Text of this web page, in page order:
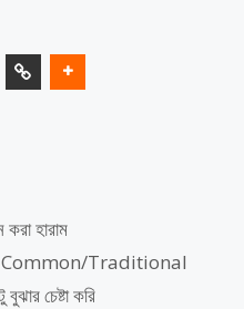
করা হারাম
খুব Common/Traditional
চেষ্টা করি